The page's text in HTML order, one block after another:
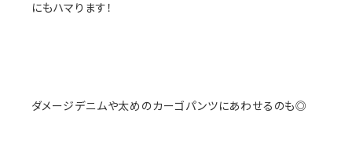
にもハマります！
ダメージデニムや太めのカーゴパンツにあわせるのも◎